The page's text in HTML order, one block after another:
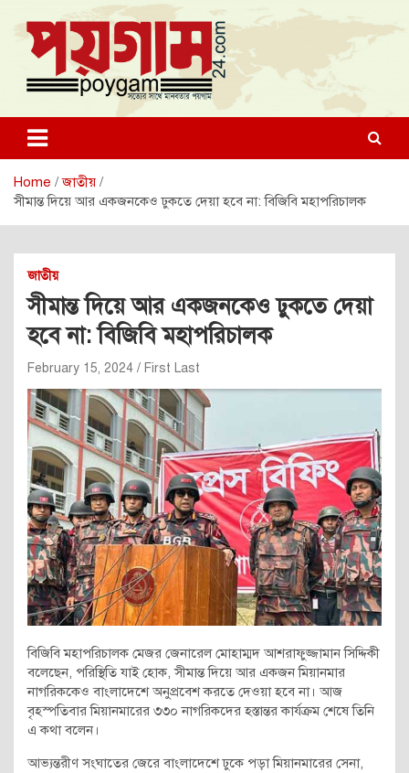
content
poygam24.com
poygam24.com
Home
জাতীয়
সীমান্ত দিয়ে আর একজনকেও ঢুকতে দেয়া হবে না: বিজিবি মহাপরিচালক
জাতীয়
সীমান্ত দিয়ে আর একজনকেও ঢুকতে দেয়া
হবে না: বিজিবি মহাপরিচালক
February 15, 2024 First Last
বিজিবি মহাপরিচালক মেজর জেনারেল মোহাম্মদ আশরাফুজ্জামান সিদ্দিকী
বলেছেন, পরিস্থিতি যাই হোক, সীমান্ত দিয়ে আর একজন মিয়ানমার
নাগরিককেও বাংলাদেশে অনুপ্রবেশ করতে দেওয়া হবে না। আজ
বৃহস্পতিবার মিয়ানমারের ৩৩০ নাগরিকদের হস্তান্তর কার্যক্রম শেষে তিনি
এ কথা বলেন।
আভ্যন্তরীণ সংঘাতের জেরে বাংলাদেশে ঢুকে পড়া মিয়ানমারের সেনা,